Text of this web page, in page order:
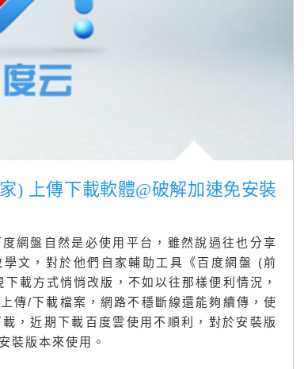
) 上傳下載軟體@破解加速免安裝
網盤自然是必使用平台，雖然說過往也分享
文，對於他們自家輔助工具《百度網盤 (前
載方式悄悄改版，不如以往那樣便利情況，
傳/下載檔案，網路不穩斷線還能夠續傳，使
，近期下載百度雲使用不順利，對於安裝版
裝版本來使用。